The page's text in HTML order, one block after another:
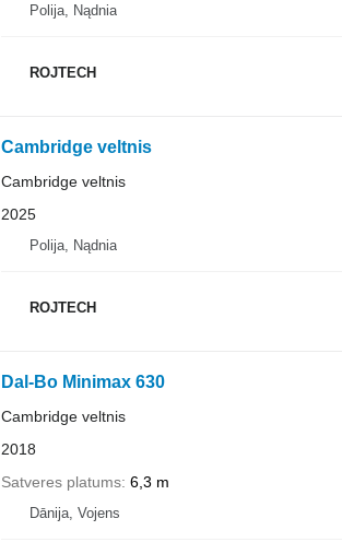
Polija, Nądnia
ROJTECH
Cambridge veltnis
Cambridge veltnis
2025
Polija, Nądnia
ROJTECH
Dal-Bo Minimax 630
Cambridge veltnis
2018
Satveres platums 6,3 m
Dānija, Vojens